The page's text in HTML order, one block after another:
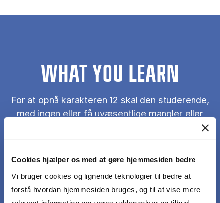
Cookies hjælper os med at gøre hjemmesiden bedre
Vi bruger cookies og lignende teknologier til bedre at
forstå hvordan hjemmesiden bruges, og til at vise mere
WHAT YOU LEARN
For at opnå karakteren 12 skal den studerende,
med ingen eller få uvæsentlige mangler eller
Problemformuleringen er klar, gennemarbejdet,
problemformuleringens relation til projektets og
studiets faglighed.